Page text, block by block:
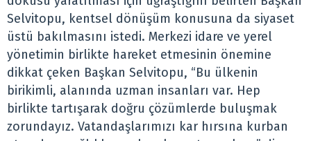
Selvitopu, kentsel dönüşüm konusuna da siyaset
üstü bakılmasını istedi. Merkezi idare ve yerel
yönetimin birlikte hareket etmesinin önemine
dikkat çeken Başkan Selvitopu, “Bu ülkenin
birikimli, alanında uzman insanları var. Hep
birlikte tartışarak doğru çözümlerde buluşmak
zorundayız. Vatandaşlarımızı kar hırsına kurban